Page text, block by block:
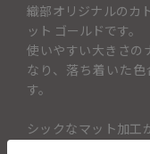
織部オリジナルのカ
ット ゴールドです。
使いやすい大きさの
なり、落ち着いた
す。
シックなマット加工